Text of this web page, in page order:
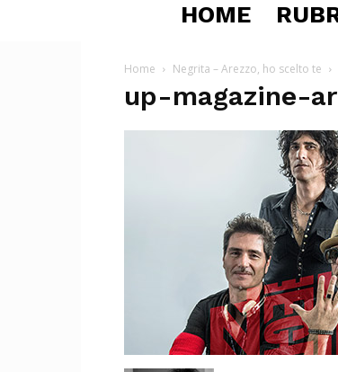
HOME
Home Negrita – Arezzo, ho scelto te
up-magazine-